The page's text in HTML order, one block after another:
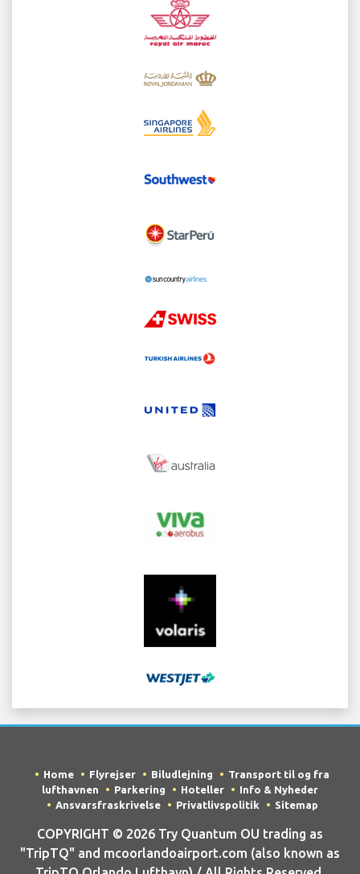
Home Flyrejser Biludlejning
Transport til og fra
lufthavnen
Parkering Hoteller
Info & Nyheder
Ansvarsfraskrivelse
Privatlivspolitik Sitemap
COPYRIGHT © 2026 Try Quantum OU trading as
"TripTQ" and mcoorlandoairport.com (also known as